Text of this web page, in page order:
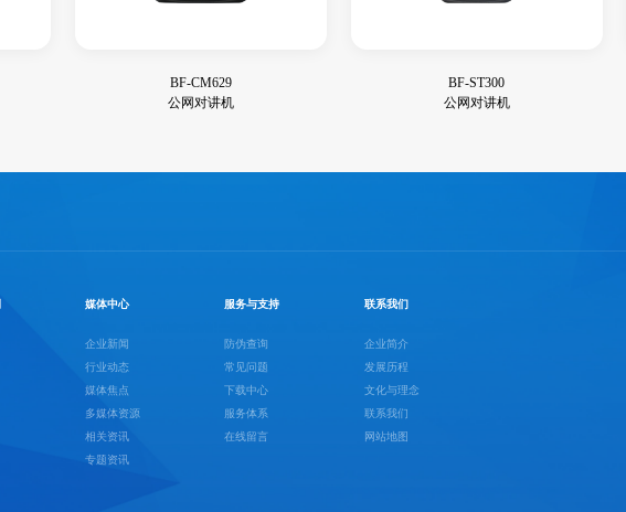
BF-CM629
公网对讲机
BF-ST300
公网对讲机
媒体中心
企业新闻
行业动态
媒体焦点
多媒体资源
相关资讯
专题资讯
服务与支持
防伪查询
常见问题
下载中心
服务体系
在线留言
联系我们
企业简介
发展历程
文化与理念
联系我们
网站地图